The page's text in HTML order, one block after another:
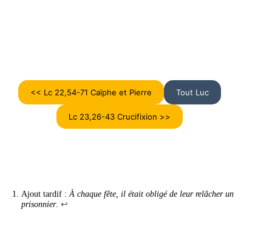
<< Lc 22,54-71 Caïphe et Pierre Tout Luc
Lc 23,26-43 Crucifixion >>
Ajout tardif : À chaque fête, il était obligé de leur relâcher un
prisonnier. ↩︎